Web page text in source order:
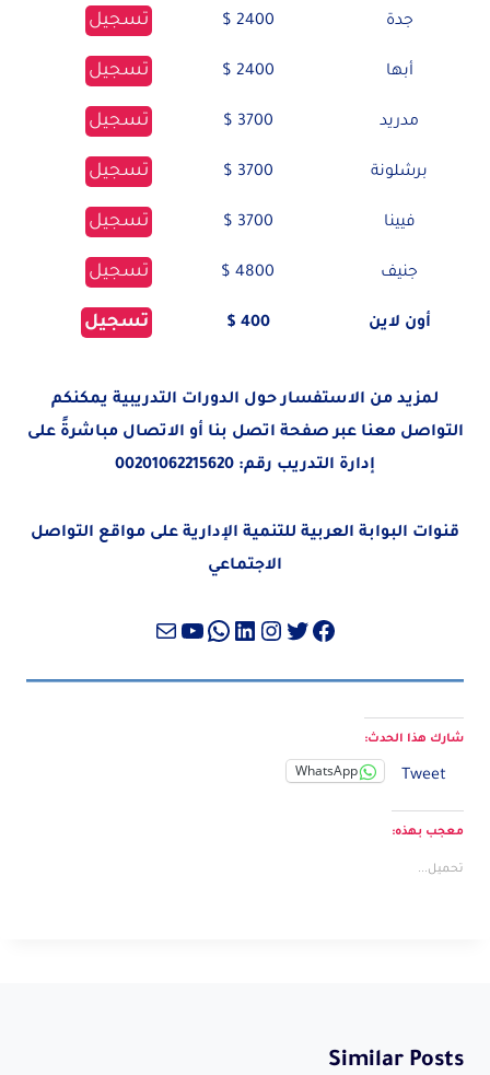
جدة 2400 $ تسجيل
أبها 2400 $ تسجيل
مدريد 3700 $ تسجيل
برشلونة 3700 $ تسجيل
فيينا 3700 $ تسجيل
جنيف 4800 $ تسجيل
أون لاين 400 $ تسجيل
لمزيد من الاستفسار حول الدورات التدريبية يمكنكم
التواصل معنا عبر صفحة اتصل بنا أو الاتصال مباشرةً على
إدارة التدريب رقم: 00201062215620
قنوات البوابة العربية للتنمية الإدارية على مواقع التواصل
الاجتماعي
فيسبوك
تويترإنستجرام
لينكد إن واتساب
يوتيوب
بريد
شارك هذا الحدث:
Tweet
WhatsApp
معجب بهذه:
تحميل...
Similar Posts